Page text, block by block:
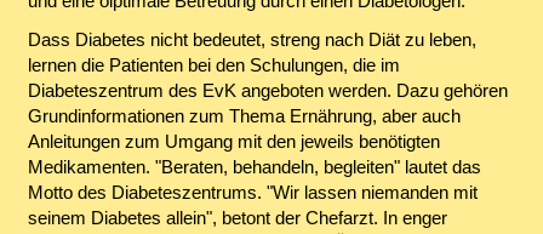
Dass Diabetes nicht bedeutet, streng nach Diät zu leben,
lernen die Patienten bei den Schulungen, die im
Diabeteszentrum des EvK angeboten werden. Dazu gehören
Grundinformationen zum Thema Ernährung, aber auch
Anleitungen zum Umgang mit den jeweils benötigten
Medikamenten. "Beraten, behandeln, begleiten" lautet das
Motto des Diabeteszentrums. "Wir lassen niemanden mit
seinem Diabetes allein", betont der Chefarzt. In enger